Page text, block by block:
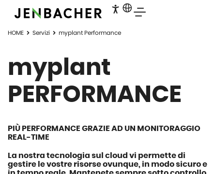
HOME Servizi myplant Performance
myplant
PERFORMANCE
PIÙ PERFORMANCE GRAZIE AD UN MONITORAGGIO
REAL-TIME
La nostra tecnologia sul cloud vi permette di
gestire le vostre risorse ovunque, in modo sicuro e